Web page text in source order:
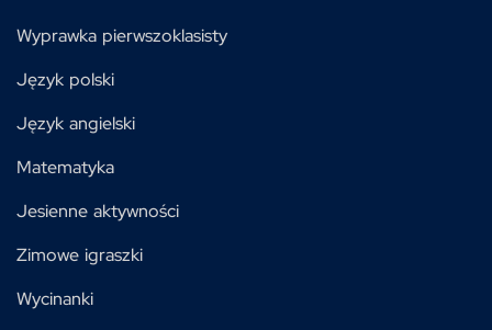
Wyprawka pierwszoklasisty
Język polski
Język angielski
Matematyka
Jesienne aktywności
Zimowe igraszki
Wycinanki